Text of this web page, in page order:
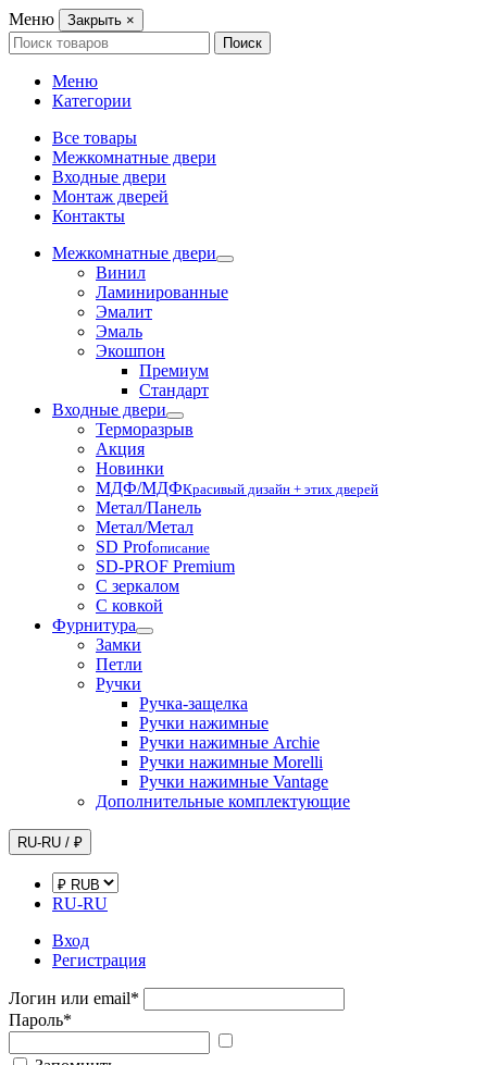
Меню Закрыть ×
Search
for:
Поиск
Меню
Категории
Все товары
Межкомнатные двери
Входные двери
Монтаж дверей
Контакты
Межкомнатные двери
Винил
Ламинированные
Эмалит
Эмаль
Экошпон
Премиум
Стандарт
Входные двери
Терморазрыв
Акция
Новинки
МДФ/МДФКрасивый дизайн + этих дверей
Метал/Панель
Метал/Метал
SD Profописание
SD-PROF Premium
С зеркалом
С ковкой
Фурнитура
Замки
Петли
Ручки
Ручка-защелка
Ручки нажимные
Ручки нажимные Archie
Ручки нажимные Morelli
Ручки нажимные Vantage
Дополнительные комплектующие
RU-RU / ₽
RU-RU
Вход
Регистрация
Логин или email*
Пароль*